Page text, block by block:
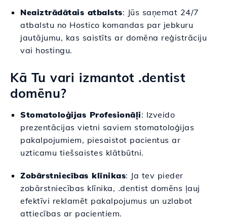
Neaiztrādātais atbalsts: Jūs saņemat 24/7
atbalstu no Hostico komandas par jebkuru
jautājumu, kas saistīts ar domēna reģistrāciju
vai hostingu.
Kā Tu vari izmantot .dentist
domēnu?
Stomatoloģijas Profesionāļi: Izveido
prezentācijas vietni saviem stomatoloģijas
pakalpojumiem, piesaistot pacientus ar
uzticamu tiešsaistes klātbūtni.
Zobārstniecības klīnikas: Ja tev pieder
zobārstniecības klīnika, .dentist domēns ļauj
efektīvi reklamēt pakalpojumus un uzlabot
attiecības ar pacientiem.